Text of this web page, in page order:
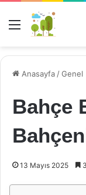
Menü
Anasayfa /Genel
Bahçe
13 Mayıs 2025